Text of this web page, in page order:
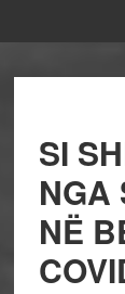
SI
NGA
NË